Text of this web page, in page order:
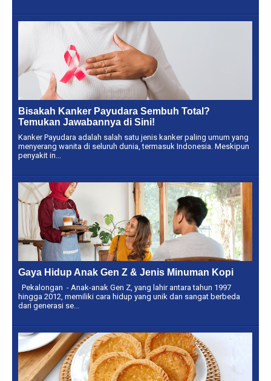
Bisakah Kanker Payudara Sembuh Total?
Temukan Jawabannya di Sini!
Kanker Payudara adalah salah satu jenis kanker paling umum yang
menyerang wanita di seluruh dunia, termasuk Indonesia. Meskipun
penyakit in...
Gaya Hidup Anak Gen Z & Jenis Minuman Kopi
Pekalongan - Anak-anak Gen Z, yang lahir antara tahun 1997
hingga 2012, memiliki cara hidup yang unik dan sangat berbeda
dari generasi se...